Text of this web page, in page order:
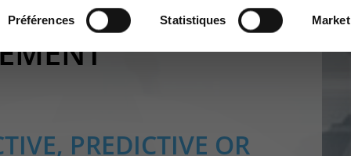
Préférences Statistiques
+32(0)800/12.812 (Belgique
+352 8002 45 46
Fr)
PREDICTIVE OR